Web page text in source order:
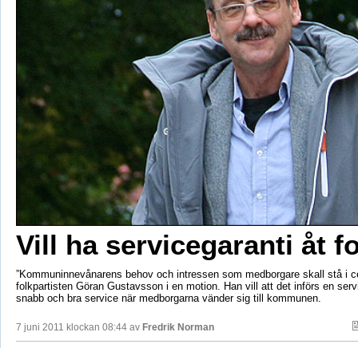
Vill ha servicegaranti åt
”Kommuninnevånarens behov och intressen som medborgare skall stå i
folkpartisten Göran Gustavsson i en motion. Han vill att det införs en
snabb och bra service när medborgarna vänder sig till kommunen.
7 juni 2011 klockan 08:44 av Fredrik Norman